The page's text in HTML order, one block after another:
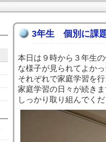
3年生 個別に課
本日は９時から３年生
な様子が見られてよか
それぞれで家庭学習を
家庭学習の日々が続き
しっかり取り組んでく